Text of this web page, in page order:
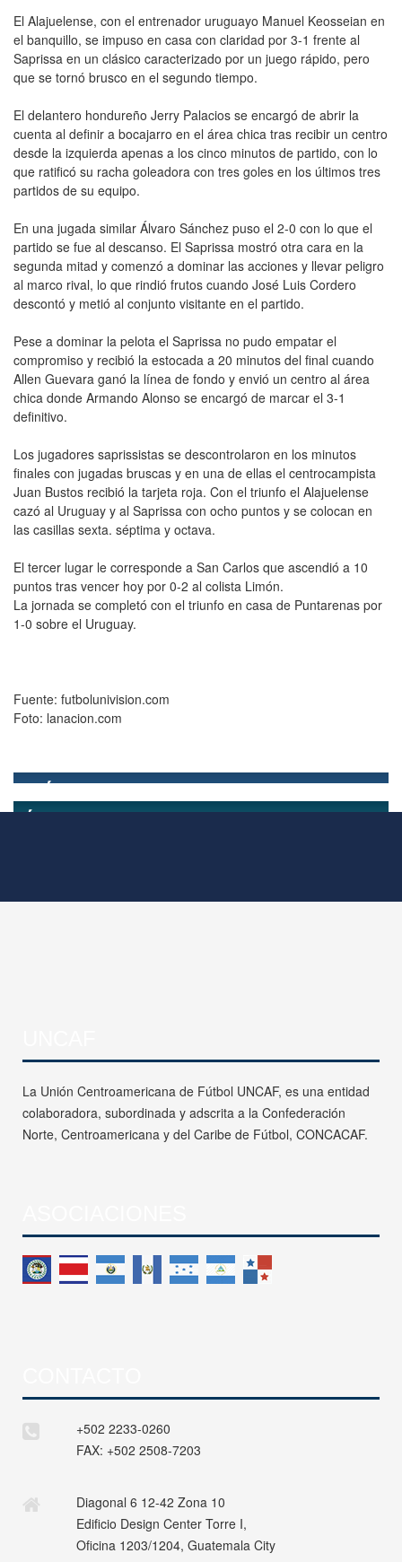
El Alajuelense, con el entrenador uruguayo Manuel Keosseian en
el banquillo, se impuso en casa con claridad por 3-1 frente al
Saprissa en un clásico caracterizado por un juego rápido, pero
que se tornó brusco en el segundo tiempo.
El delantero hondureño Jerry Palacios se encargó de abrir la
cuenta al definir a bocajarro en el área chica tras recibir un centro
desde la izquierda apenas a los cinco minutos de partido, con lo
que ratificó su racha goleadora con tres goles en los últimos tres
partidos de su equipo.
En una jugada similar Álvaro Sánchez puso el 2-0 con lo que el
partido se fue al descanso. El Saprissa mostró otra cara en la
segunda mitad y comenzó a dominar las acciones y llevar peligro
al marco rival, lo que rindió frutos cuando José Luis Cordero
descontó y metió al conjunto visitante en el partido.
Pese a dominar la pelota el Saprissa no pudo empatar el
compromiso y recibió la estocada a 20 minutos del final cuando
Allen Guevara ganó la línea de fondo y envió un centro al área
chica donde Armando Alonso se encargó de marcar el 3-1
definitivo.
Los jugadores saprissistas se descontrolaron en los minutos
finales con jugadas bruscas y en una de ellas el centrocampista
Juan Bustos recibió la tarjeta roja. Con el triunfo el Alajuelense
cazó al Uruguay y al Saprissa con ocho puntos y se colocan en
las casillas sexta. séptima y octava.
El tercer lugar le corresponde a San Carlos que ascendió a 10
puntos tras vencer hoy por 0-2 al colista Limón.
La jornada se completó con el triunfo en casa de Puntarenas por
1-0 sobre el Uruguay.
Fuente: futbolunivision.com
Foto: lanacion.com
La Unión Centroamericana de Fútbol UNCAF, es una entidad
colaboradora, subordinada y adscrita a la Confederación
Norte, Centroamericana y del Caribe de Fútbol, CONCACAF.
+502 2233-0260
FAX: +502 2508-7203
Diagonal 6 12-42 Zona 10
Edificio Design Center Torre I,
Oficina 1203/1204, Guatemala City